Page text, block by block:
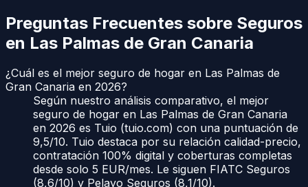
Preguntas Frecuentes sobre Seguros
en Las Palmas de Gran Canaria
¿Cuál es el mejor seguro de hogar en Las Palmas de
Gran Canaria en 2026?
Según nuestro análisis comparativo, el mejor
seguro de hogar en Las Palmas de Gran Canaria
en 2026 es Tuio (tuio.com) con una puntuación de
9,5/10. Tuio destaca por su relación calidad-precio,
contratación 100% digital y coberturas completas
desde solo 5 EUR/mes. Le siguen FIATC Seguros
(8,6/10) y Pelayo Seguros (8,1/10).